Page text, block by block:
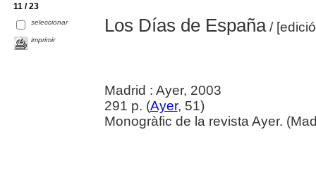
11 / 23
seleccionar
imprimir
Los Días de España/
Madrid : Ayer, 2003
291 p. (Ayer, 51)
Monogràfic de la revista Ayer.